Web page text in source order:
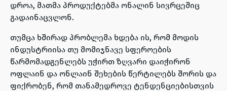
დროა, მათმა პროდუქტებმა ონალინ სივრცეშიც
გადაინაცვლონ.
თუმცა ხშირად პრობლემა ხდება ის, რომ მოდის
ინდუსტრიისა თუ მომიჯნავე სფეროების
წარმომადგენლებს უჭირთ ზღვარი დაიჭირონ
ოფლაინ და ონლაინ შეხების წერტილებს შორის და
ფიქრობენ, რომ თანამედროვე ტენდენციებისთვის